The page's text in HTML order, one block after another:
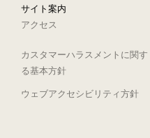
サイト案内
アクセス
カスタマーハラスメントに関す
る基本方針
ウェブアクセシビリティ方針